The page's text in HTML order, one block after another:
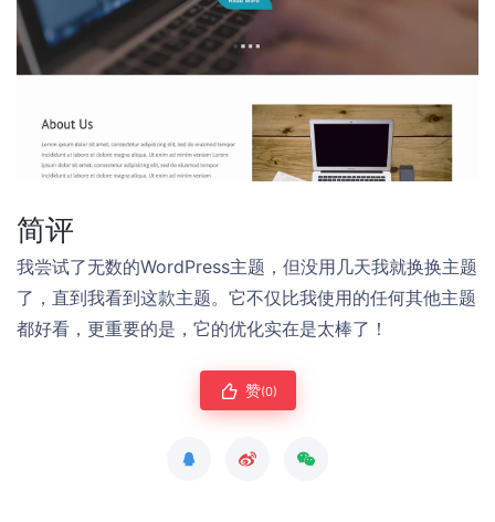
简评
我尝试了无数的WordPress主题，但没用几天我就换换主题
了，直到我看到这款主题。它不仅比我使用的任何其他主题
都好看，更重要的是，它的优化实在是太棒了！
赞(0)